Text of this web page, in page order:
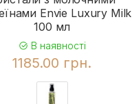
Envie Luxury Milk
100 мл
В наявності
1185.00 грн.